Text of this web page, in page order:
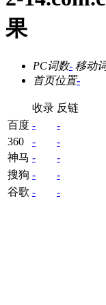
果
PC词数- 移动
首页位置-
收录 反链
百度 -
-
360
-
-
神马 -
-
搜狗 -
-
谷歌 - -